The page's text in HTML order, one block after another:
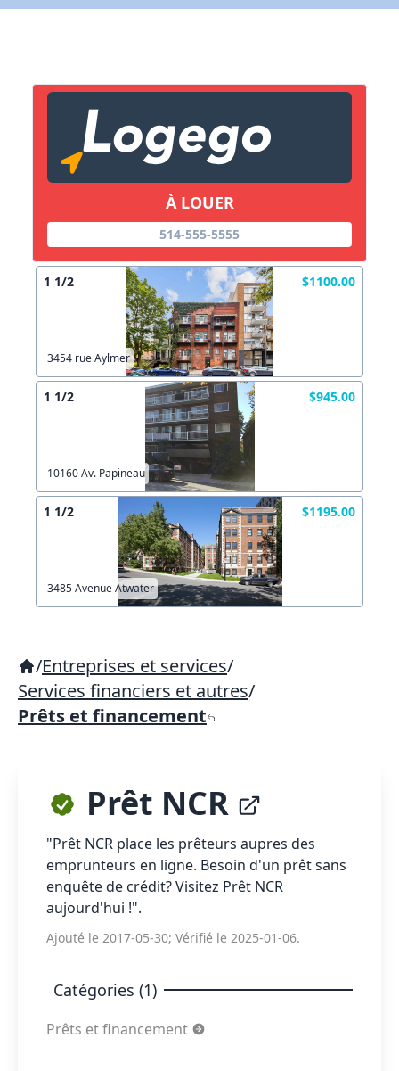
À LOUER
514-555-5555
1 1/2 $1100.00
3454 rue Aylmer
1 1/2 $945.00
10160 Av. Papineau
1 1/2 $1195.00
3485 Avenue Atwater
/Entreprises et services/
Services financiers et autres/
Prêts et financement
Prêt NCR
"Prêt NCR place les prêteurs aupres des
emprunteurs en ligne. Besoin d'un prêt sans
enquête de crédit? Visitez Prêt NCR
aujourd'hui !".
Ajouté le 2017-05-30; Vérifié le 2025-01-06.
Catégories (1)
Prêts et financement
Lien vers inscription (sera inclus dans courriel)
Copier lien
X Fermer
X Fermer